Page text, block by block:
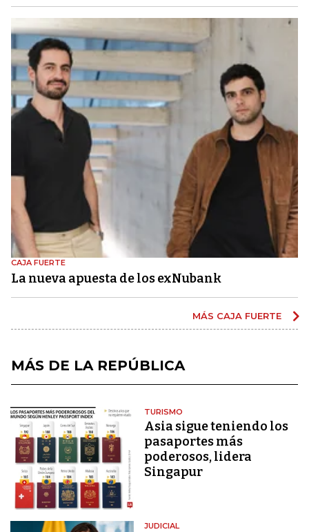
CAJA FUERTE
La nueva apuesta de los exNubank
MÁS CAJA FUERTE
MÁS DE LA REPÚBLICA
TURISMO
Asia sigue teniendo los
pasaportes más
poderosos, lidera
Singapur
JUDICIAL